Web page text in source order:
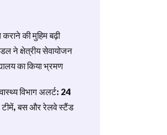
की मुहिम बढ़ी
ने क्षेत्रीय सेवायोजन
का किया भ्रमण
विभाग अलर्ट: 24
टीमें, बस और रेलवे स्टैंड